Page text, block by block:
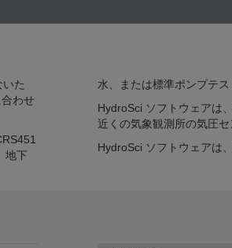
た
わせ
地下
水、または標準ポンプテス
HydroSci ソフトウェアは
近くの気象観測所の気圧
HydroSci ソフトウェアは